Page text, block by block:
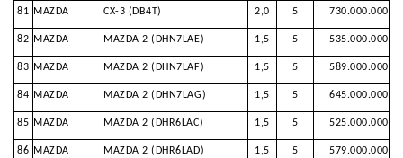
81 MAZDA CX-3 (DB4T) 2,0 5 730.000.000
82 MAZDA MAZDA 2 (DHN7LAE) 1,5 5 535.000.000
83 MAZDA MAZDA 2 (DHN7LAF) 1,5 5 589.000.000
84 MAZDA MAZDA 2 (DHN7LAG) 1,5 5 645.000.000
85 MAZDA MAZDA 2 (DHR6LAC) 1,5 5 525.000.000
86 MAZDA MAZDA 2 (DHR6LAD) 1,5 5 579.000.000